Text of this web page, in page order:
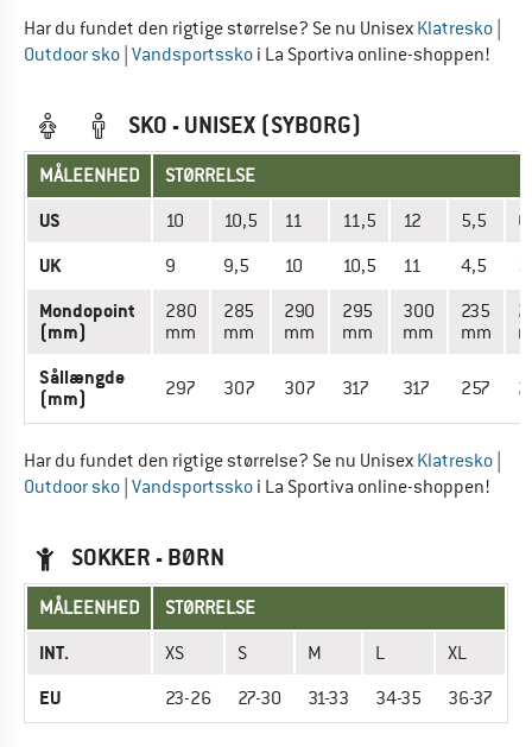
Har du fundet den rigtige størrelse? Se nu Unisex Klatresko
Outdoor sko Vandsportssko i La Sportiva online-shoppen!
SKO - UNISEX (SYBORG)
MÅLEENHED STØRRELSE
US 10 10,5 11 11,5 12 5,5 6
UK 9 9,5 10 10,5 11 4,5 5
Mondopoint
(mm)
280
mm
285
mm
290
mm
295
mm
300
mm
235
mm
Sållængde
(mm)
297 307 307 317 317 257
Har du fundet den rigtige størrelse? Se nu Unisex Klatresko
Outdoor sko Vandsportssko i La Sportiva online-shoppen!
SOKKER - BØRN
MÅLEENHED STØRRELSE
INT. XS S M L XL
EU 23-26 27-30 31-33 34-35 36-37